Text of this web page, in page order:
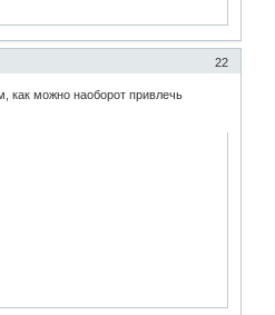
22
как можно наоборот привлечь